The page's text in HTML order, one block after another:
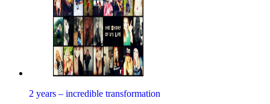
2 years – incredible transformation